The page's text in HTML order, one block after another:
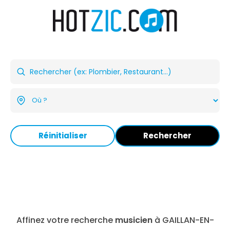
Réinitialiser Rechercher
Affinez votre recherche musicienà GAILLAN-EN-